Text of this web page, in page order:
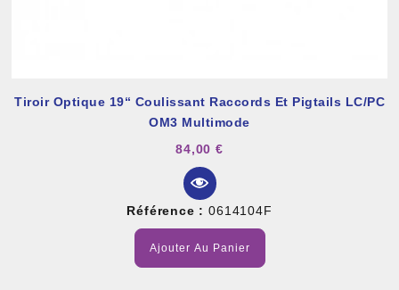
Tiroir Optique 19“ Coulissant Raccords Et Pigtails LC/PC
OM3 Multimode
84,00 €
Référence : 0614104F
Ajouter Au Panier